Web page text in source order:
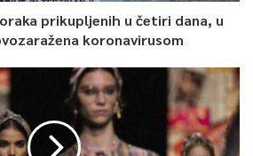
prikupljenih u četiri dana, u
koronavirusom